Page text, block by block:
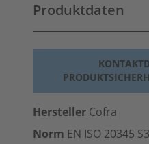
Produktdaten
Hersteller Cofra
Norm EN ISO 20345